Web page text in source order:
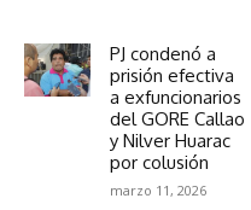
PJ condenó a
prisión efectiva
a exfuncionarios
del GORE Callao
y Nilver Huarac
por colusión
marzo 11, 2026